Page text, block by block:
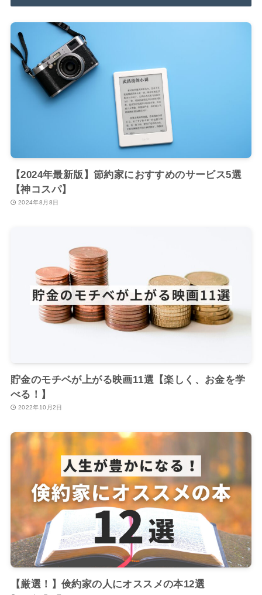
【2024年最新版】節約家におすすめのサービス5選
【神コスパ】
2024年8月8日
貯金のモチベが上がる映画11選【楽しく、お金を学
べる！】
2022年10月2日
【厳選！】倹約家の人にオススメの本12選